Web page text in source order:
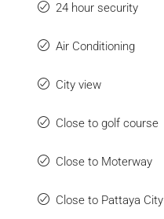
24 hour security
Air Conditioning
City view
Close to golf course
Close to Moterway
Close to Pattaya City